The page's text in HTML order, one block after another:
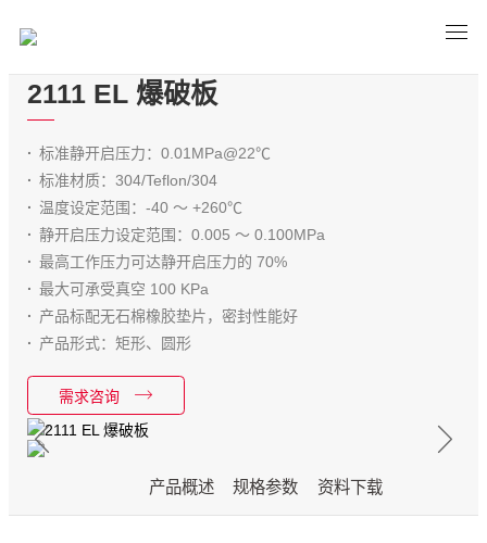
2111 EL 爆破板
标准静开启压力：0.01MPa@22℃
标准材质：304/Teflon/304
温度设定范围：-40 ～ +260℃
静开启压力设定范围：0.005 ～ 0.100MPa
最高工作压力可达静开启压力的 70%
最大可承受真空 100 KPa
产品标配无石棉橡胶垫片，密封性能好
产品形式：矩形、圆形
需求咨询
产品概述 规格参数 资料下载